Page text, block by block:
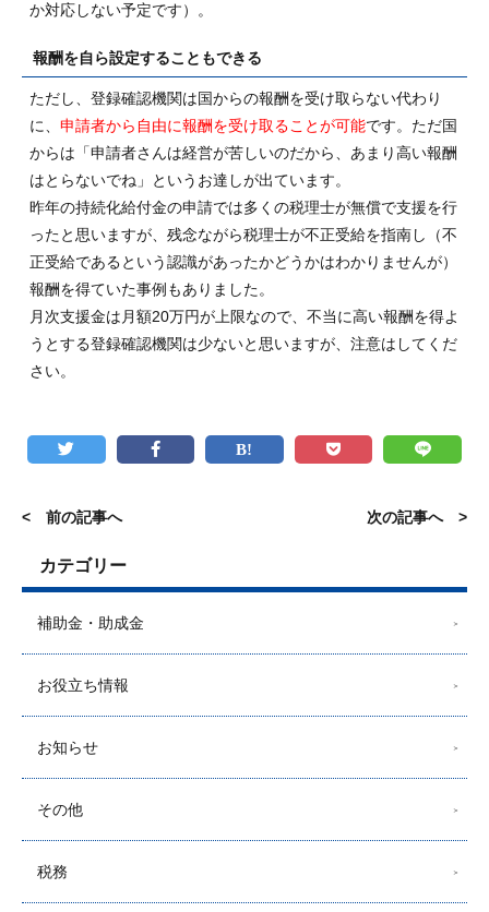
か対応しない予定です）。
報酬を自ら設定することもできる
ただし、登録確認機関は国からの報酬を受け取らない代わり
に、 申請者から自由に報酬を受け取ることが可能です。ただ国
からは「申請者さんは経営が苦しいのだから、あまり高い報酬
はとらないでね」というお達しが出ています。
昨年の持続化給付金の申請では多くの税理士が無償で支援を行
ったと思いますが、残念ながら税理士が不正受給を指南し（不
正受給であるという認識があったかどうかはわかりませんが）
報酬を得ていた事例もありました。
月次支援金は月額20万円が上限なので、不当に高い報酬を得よ
うとする登録確認機関は少ないと思いますが、注意はしてくだ
さい。
< 前の記事へ 次の記事へ >
カテゴリー
補助金・助成金
お役立ち情報
お知らせ
その他
税務